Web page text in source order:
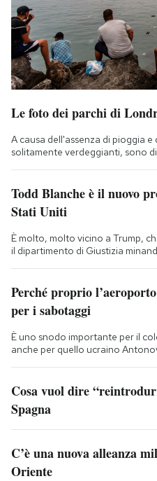
Le foto dei parchi di
A causa dell'assenza di pioggia
solitamente verdeggianti, sono
Todd Blanche è il nuovo
Stati Uniti
È molto, molto vicino a Trump,
il dipartimento di Giustizia
Perché proprio
per i sabotaggi
È uno snodo importante per il
anche per quello ucraino
Cosa vuol dire
Spagna
C’è una nuova alleanza
Oriente